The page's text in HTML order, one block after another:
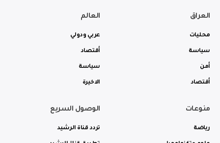
العراق
محليات
سياسة
أمن
أقتصاد
العالم
عربي ودولي
أقتصاد
سياسة
الاخيرة
منوعات
رياضة
الوصول السريع
تردد قناة الرشيد